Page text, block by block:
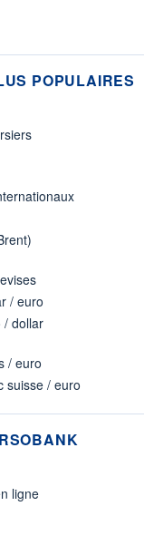
POPULAIRES
/ euro
/ dollar
/ euro
suisse / euro
ligne